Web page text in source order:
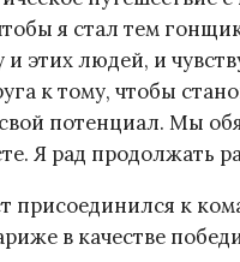
я стал тем
и этих людей, и
к тому, чтобы
потенциал. Мы
Я рад продолжать
присоединился к
в качестве